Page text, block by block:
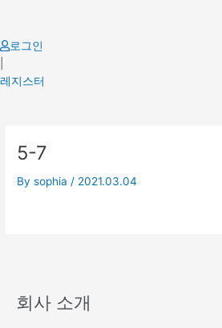
content
로그인
레지스터
5-7
Bysophia / 2021.03.04
회사 소개